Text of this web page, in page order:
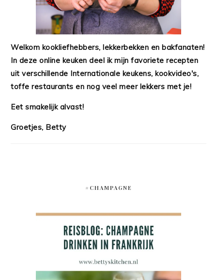
Welkom kookliefhebbers, lekkerbekken en bakfanaten!
In deze online keuken deel ik mijn favoriete recepten
uit verschillende Internationale keukens, kookvideo's,
toffe restaurants en nog veel meer lekkers met je!
Eet smakelijk alvast!
Groetjes, Betty
#CHAMPAGNE